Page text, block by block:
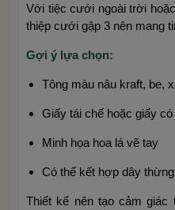
Với tiệc cưới ngoài trời
thiệp cưới gập 3 nên mang
Gợi ý lựa chọn:
Tông màu nâu kraft, be,
Giấy tái chế hoặc giấy
Minh họa hoa lá vẽ tay
Có thể kết hợp dây
Thiết kế nên tạo cảm giác